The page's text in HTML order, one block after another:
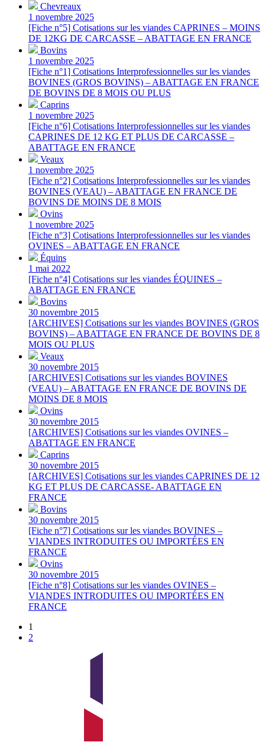
Chevreaux
1 novembre 2025
[Fiche n°5] Cotisations sur les viandes CAPRINES – MOINS
DE 12KG DE CARCASSE – ABATTAGE EN FRANCE
Bovins
1 novembre 2025
[Fiche n°1] Cotisations Interprofessionnelles sur les viandes
BOVINES (GROS BOVINS) – ABATTAGE EN FRANCE
DE BOVINS DE 8 MOIS OU PLUS
Caprins
1 novembre 2025
[Fiche n°6] Cotisations Interprofessionnelles sur les viandes
CAPRINES DE 12 KG ET PLUS DE CARCASSE –
ABATTAGE EN FRANCE
Veaux
1 novembre 2025
[Fiche n°2] Cotisations Interprofessionnelles sur les viandes
BOVINES (VEAU) – ABATTAGE EN FRANCE DE
BOVINS DE MOINS DE 8 MOIS
Ovins
1 novembre 2025
[Fiche n°3] Cotisations Interprofessionnelles sur les viandes
OVINES – ABATTAGE EN FRANCE
Équins
1 mai 2022
[Fiche n°4] Cotisations sur les viandes ÉQUINES –
ABATTAGE EN FRANCE
Bovins
30 novembre 2015
[ARCHIVES] Cotisations sur les viandes BOVINES (GROS
BOVINS) – ABATTAGE EN FRANCE DE BOVINS DE 8
MOIS OU PLUS
Veaux
30 novembre 2015
[ARCHIVES] Cotisations sur les viandes BOVINES
(VEAU) – ABATTAGE EN FRANCE DE BOVINS DE
MOINS DE 8 MOIS
Ovins
30 novembre 2015
[ARCHIVES] Cotisations sur les viandes OVINES –
ABATTAGE EN FRANCE
Caprins
30 novembre 2015
[ARCHIVES] Cotisations sur les viandes CAPRINES DE 12
KG ET PLUS DE CARCASSE- ABATTAGE EN
FRANCE
Bovins
30 novembre 2015
[Fiche n°7] Cotisations sur les viandes BOVINES –
VIANDES INTRODUITES OU IMPORTÉES EN
FRANCE
Ovins
30 novembre 2015
[Fiche n°8] Cotisations sur les viandes OVINES –
VIANDES INTRODUITES OU IMPORTÉES EN
FRANCE
1
2